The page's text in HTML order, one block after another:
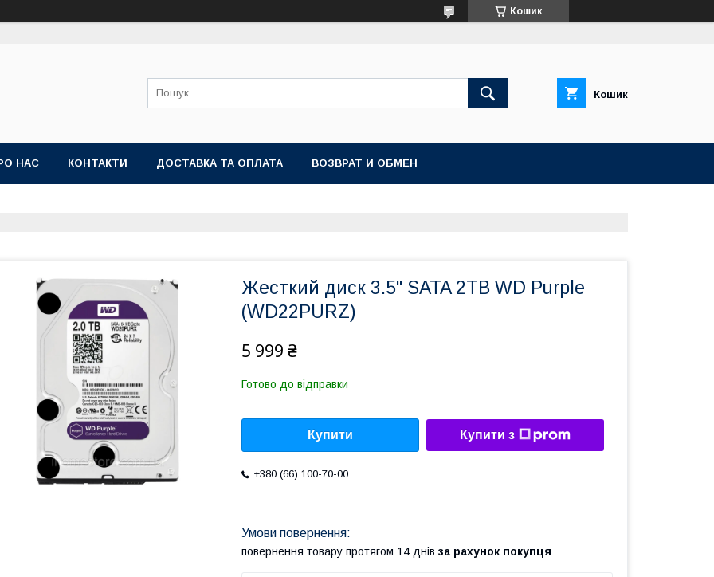
Кошик
Кошик
НАС КОНТАКТИ ДОСТАВКА ТА ОПЛАТА ВОЗВРАТ И ОБМЕН
Жесткий диск 3.5" SATA 2TB WD Purple
(WD22PURZ)
5 999 ₴
Готово до відправки
Купити Купити з
+380 (66) 100-70-00
повернення товару протягом 14 днів за рахунок покупця